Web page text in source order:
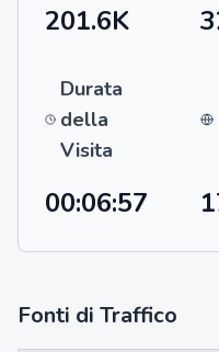
201.6K
Durata
della
Visita
00:06:57
Fonti di Traffico